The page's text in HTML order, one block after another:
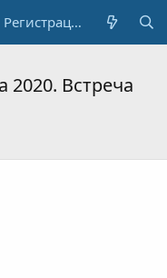
Регистрация
2020. Встреча